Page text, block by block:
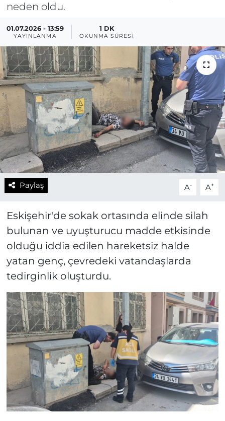
neden oldu.
01.07.2026 - 13:59
YAYINLANMA
1 DK
OKUNMA SÜRESI
Paylaş A- A+
Eskişehir'de sokak ortasında elinde silah
bulunan ve uyuşturucu madde etkisinde
olduğu iddia edilen hareketsiz halde
yatan genç, çevredeki vatandaşlarda
tedirginlik oluşturdu.